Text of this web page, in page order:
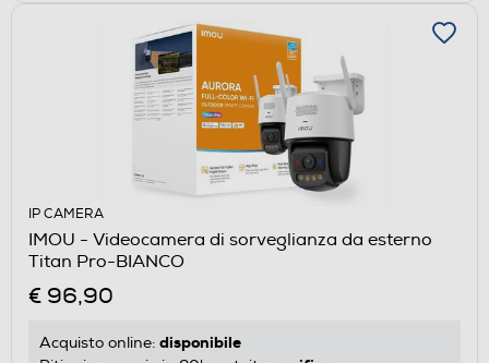
IP CAMERA
IMOU - Videocamera di sorveglianza da esterno
Titan Pro-BIANCO
€ 96,90
Acquisto online: disponibile